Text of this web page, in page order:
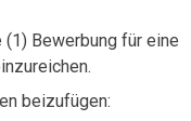
Bewerbung für eine
beizufügen: